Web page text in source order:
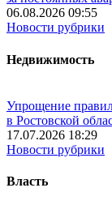
06.08.2026 09:55
Новости рубрики
Недвижимость
Упрощение
в Ростовской
17.07.2026 18:29
Новости рубрики
Власть